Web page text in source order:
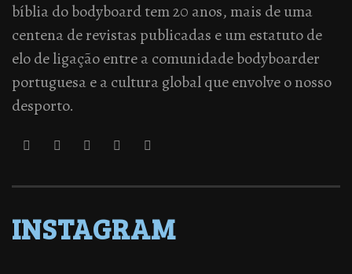
bíblia do bodyboard tem 20 anos, mais de uma
centena de revistas publicadas e um estatuto de
elo de ligação entre a comunidade bodyboarder
portuguesa e a cultura global que envolve o nosso
desporto.
INSTAGRAM